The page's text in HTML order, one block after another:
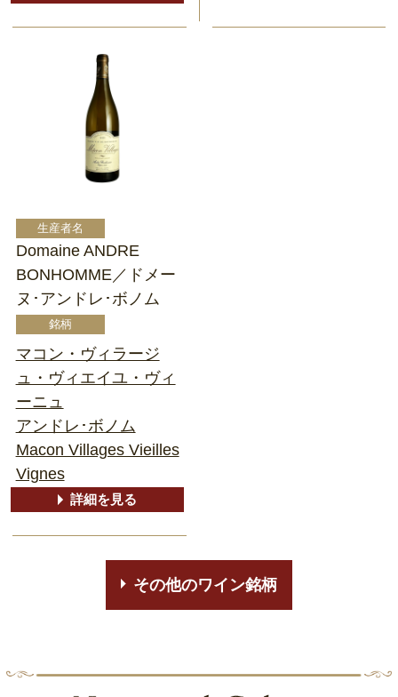
Domaine ANDRE
BONHOMME／ドメー
ヌ･アンドレ･ボノム
マコン・ヴィラージ
ュ・ヴィエイユ・ヴィ
ーニュ
アンドレ･ボノム
Macon Villages Vieilles
Vignes
詳細を見る
その他のワイン銘柄